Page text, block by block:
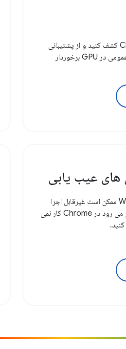
WebGPU را در Chrome کشف کنید و از پشتیبانی
درجه یک برای محاسبات عمومی در GPU برخوردار
های عیب یابی
بیاموزید که چرا WebGPU ممکن است غیرقابل اجرا
باشد یا همانطور که انتظار می رود در Chrome کار نمی